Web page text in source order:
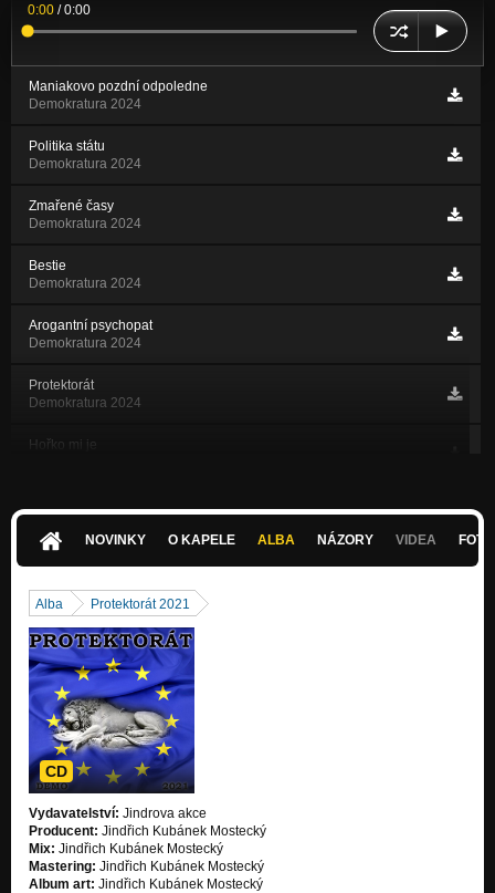
0:00 /0:00
Maniakovo pozdní odpoledne
Demokratura 2024
Politika státu
Demokratura 2024
Zmařené časy
Demokratura 2024
Bestie
Demokratura 2024
Arogantní psychopat
Demokratura 2024
Protektorát
Demokratura 2024
Hořko mi je
Rezignace blues
Zloději času
Demokratura 2024
Až se to otočí
Demokratura 2024
Janu Palachovi
Demokratura 2024
Protektorát 2021
Hlouběji
Protektorát 2021
NOVINKY O KAPELE ALBA NÁZORY VIDEA
Alba Protektorát 2021
CD
Vydavatelství: Jindrova akce
Producent: Jindřich Kubánek Mostecký
Mix: Jindřich Kubánek Mostecký
Mastering: Jindřich Kubánek Mostecký
Album art: Jindřich Kubánek Mostecký